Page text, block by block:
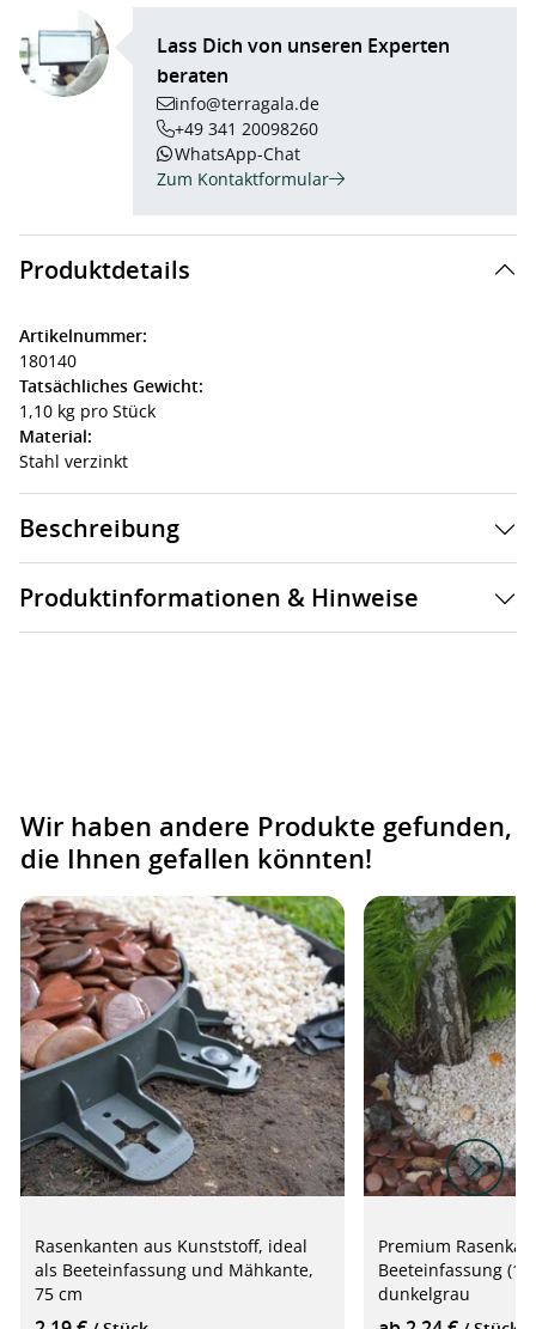
Lass Dich von unseren Experten
beraten
info@terragala.de
+49 341 20098260
WhatsApp-Chat
Zum Kontaktformular
Produktdetails
Artikelnummer:
180140
Tatsächliches Gewicht:
1,10 kg pro Stück
Material:
Stahl verzinkt
Beschreibung
Produktinformationen & Hinweise
Wir haben andere Produkte gefunden,
die Ihnen gefallen könnten!
Rasenkanten aus Kunststoff, ideal
als Beeteinfassung und Mähkante,
75 cm
Premium
Beeteinfassung
dunkelgrau